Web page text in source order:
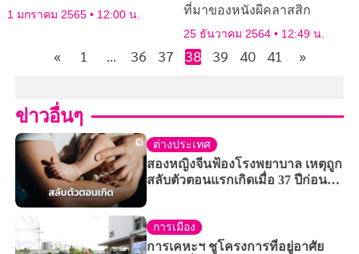
1 มกราคม 2565 12:00 น.
ที่มาของหนังผีคลาสสิก
25 ธันวาคม 2564 12:49 น.
« 1 … 36 37 38 39 40 41 »
ข่าวอื่นๆ
ต่างประเทศ
สองหญิงจีนฟ้องโรงพยาบาล เหตุถูก
สลับตัวตอนแรกเกิดเมื่อ 37 ปีก่อน
การเมือง
การเคหะฯ ชูโครงการที่อยู่อาศัย